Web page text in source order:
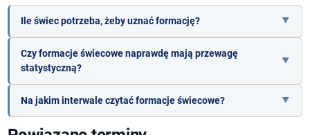
Ile świec potrzeba, żeby uznać formację?
Czy formacje świecowe naprawdę mają przewagę
statystyczną?
Na jakim interwale czytać formacje świecowe?